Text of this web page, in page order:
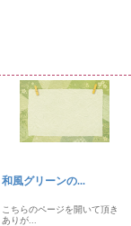
和風グリーンの...
こちらのページを開いて頂き
ありが...